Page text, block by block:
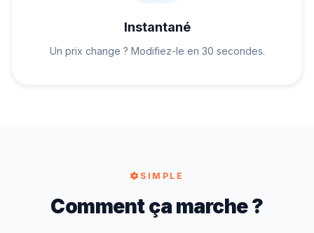
Instantané
Un prix change ? Modifiez-le en 30 secondes.
SIMPLE
Comment ça marche ?